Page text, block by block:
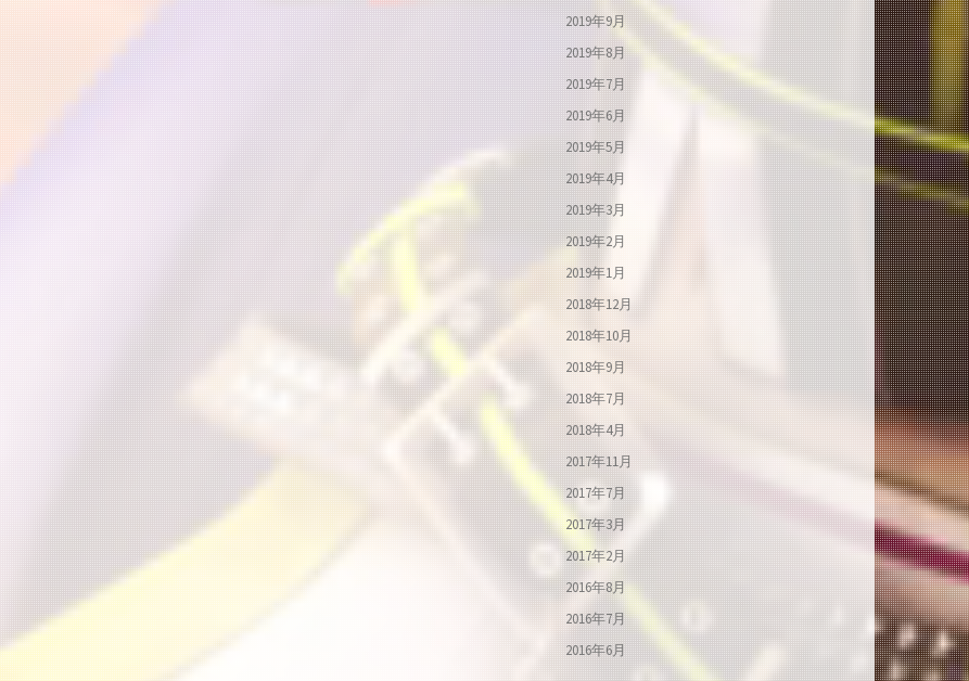
2019年9月
2019年8月
2019年7月
2019年6月
2019年5月
2019年4月
2019年3月
2019年2月
2019年1月
2018年12月
2018年10月
2018年9月
2018年7月
2018年4月
2017年11月
2017年7月
2017年3月
2017年2月
2016年8月
2016年7月
2016年6月